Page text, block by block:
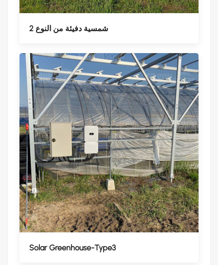
شمسية دفيئة من النوع 2
Solar Greenhouse-Type3